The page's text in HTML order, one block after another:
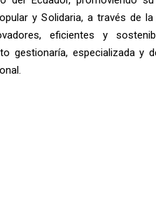
y Solidaria, a través de
eficientes y
gestionaría, especializada y